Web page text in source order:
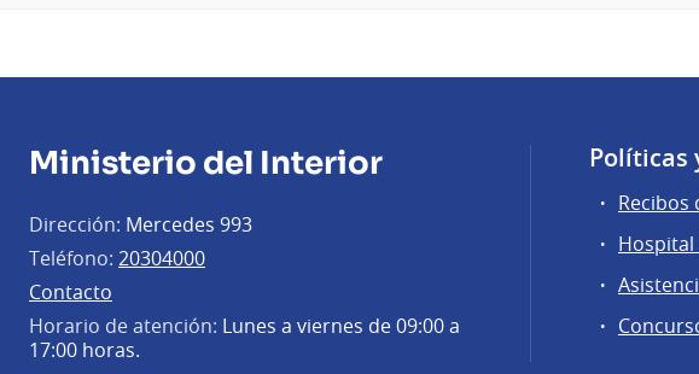
Ministerio del Interior
Dirección: Mercedes 993
Teléfono: 20304000
Contacto
Horario de atención: Lunes a viernes de 09:00 a
17:00 horas.
Políticas
Recibos
Hospital